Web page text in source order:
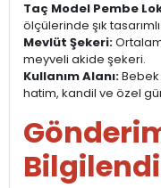
Taç Model Pembe
ölçülerinde şık
Mevlüt Şekeri:
meyveli akide şekeri.
Kullanım Alanı:
hatim, kandil ve özel